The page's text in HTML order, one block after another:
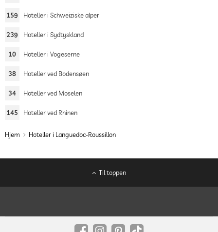
159 Hoteller i Schweiziske alper
239 Hoteller i Sydtyskland
10 Hoteller i Vogeserne
38 Hoteller ved Bodensøen
34 Hoteller ved Moselen
145 Hoteller ved Rhinen
Hjem Hoteller i Languedoc-Roussillon
Til toppen